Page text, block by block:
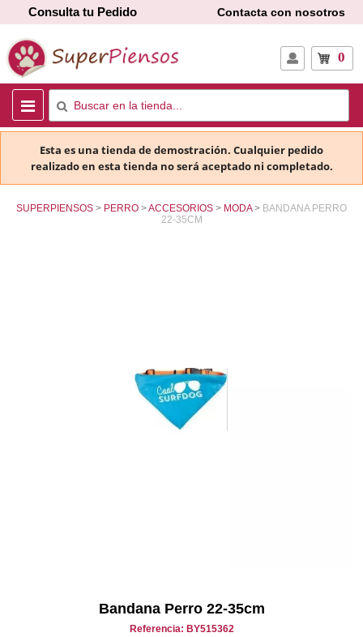
Consulta tu Pedido Contacta con nosotros
0
Esta es una tienda de demostración. Cualquier pedido
realizado en esta tienda no será aceptado ni completado.
SUPERPIENSOS PERRO ACCESORIOS MODA
BANDANA PERRO
22-35CM
Bandana Perro 22-35cm
Referencia: BY515362